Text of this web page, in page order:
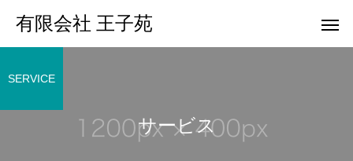
有限会社 王子苑
サービス
SERVICE